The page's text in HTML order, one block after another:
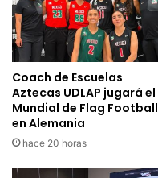
Coach de Escuelas
Aztecas UDLAP jugará el
Mundial de Flag Football
en Alemania
hace 20 horas